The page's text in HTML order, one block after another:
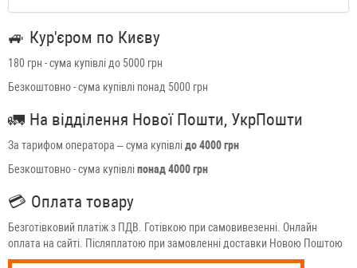
🚙 Кур'єром по Києву
180 грн - сума купівлі до 5000 грн
Безкоштовно - сума купівлі понад 5000 грн
🚛 На відділення Нової Пошти, УкрПошти
За тарифом оператора – сума купівлідо 4000 грн
Безкоштовно - сума купівліпонад 4000 грн
💳 Оплата товару
Безготівковий платіж з ПДВ. Готівкою при самовивезенні. Онлайн
оплата на сайті. Післяплатою при замовленні доставки Новою Поштою